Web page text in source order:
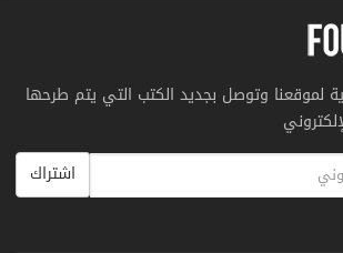
لموقعنا وتوصل بجديد الكتب التي يتم طرحها
اشتراك